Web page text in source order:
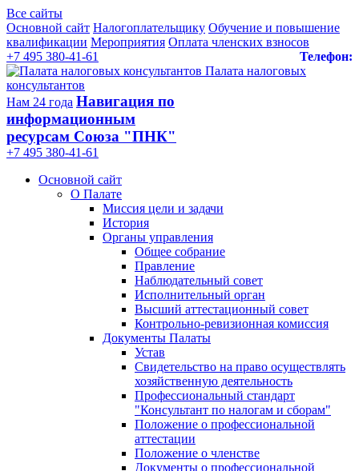
Все сайты
Основной сайт Налогоплательщику Обучение и повышение
квалификации Мероприятия Оплата членских взносов
Телефон:
+7 495 380-41-61
Палата налоговых
консультантов
Нам 24 года Навигация по
информационным
ресурсам Союза "ПНК"
+7 495 380‑41‑61
Основной сайт
О Палате
Миссия цели и задачи
История
Органы управления
Общее собрание
Правление
Наблюдательный совет
Исполнительный орган
Высший аттестационный совет
Контрольно-ревизионная комиссия
Документы Палаты
Устав
Свидетельство на право осуществлять
хозяйственную деятельность
Профессиональный стандарт
"Консультант по налогам и сборам"
Положение о профессиональной
аттестации
Положение о членстве
Документы о профессиональной